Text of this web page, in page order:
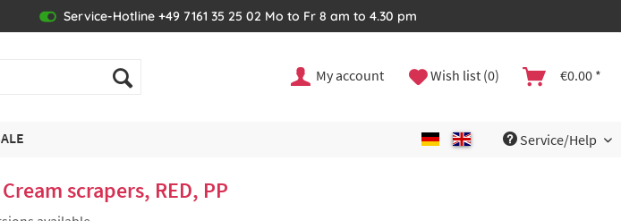
Service-Hotline +49 7161 35 25 02 Mo to Fr 8 am to 4.30 pm
My account Wish list (0) €0.00 *
Service/Help
scrapers, RED, PP